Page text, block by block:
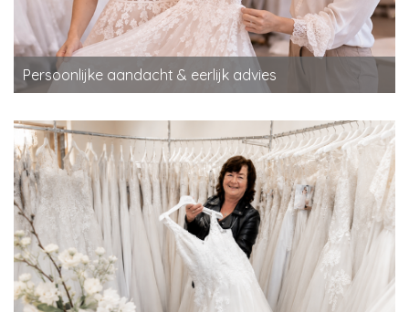
Persoonlijke aandacht & eerlijk advies